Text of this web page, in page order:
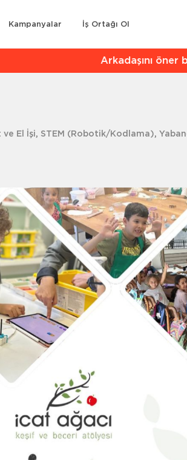
Kampanyalar İş Ortağı Ol
Arkadaşını öner bir sonraki
ve El İşi, STEM (Robotik/Kodlama),